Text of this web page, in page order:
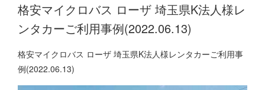
格安マイクロバス ローザ 埼玉県K法人様レ
ンタカーご利用事例(2022.06.13)
格安マイクロバス ローザ 埼玉県K法人様レンタカーご利用事
例(2022.06.13)